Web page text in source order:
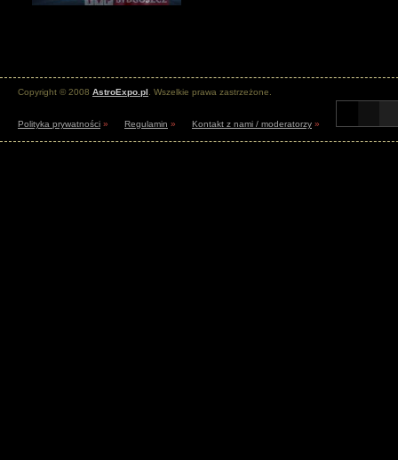
Copyright © 2008 AstroExpo.pl . Wszelkie prawa zastrzeżone.
Polityka prywatności » Regulamin » Kontakt z nami / moderatorzy »